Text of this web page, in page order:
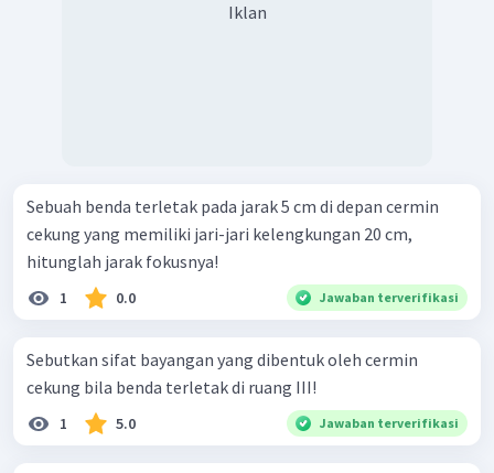
Iklan
Sebuah benda terletak pada jarak 5 cm di depan cermin
cekung yang memiliki jari-jari kelengkungan 20 cm,
hitunglah jarak fokusnya!
1 0.0 Jawaban terverifikasi
Sebutkan sifat bayangan yang dibentuk oleh cermin
cekung bila benda terletak di ruang III!
1 5.0 Jawaban terverifikasi